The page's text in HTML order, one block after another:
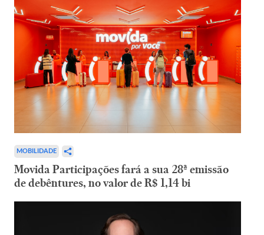
MOBILIDADE
Movida Participações fará a sua 28ª emissão
de debêntures, no valor de R$ 1,14 bi